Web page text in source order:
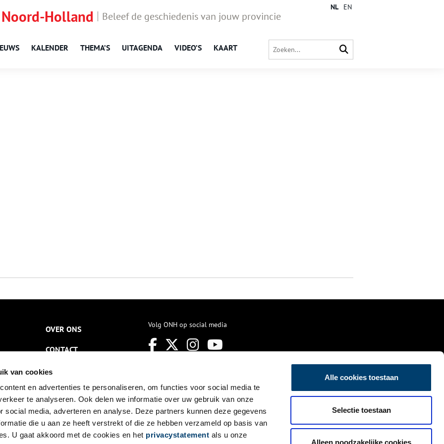
van cookies
en advertenties te personaliseren, om functies voor social media te
te analyseren. Ook delen we informatie over uw gebruik van onze
social media, adverteren en analyse. Deze partners kunnen deze gegevens
die u aan ze heeft verstrekt of die ze hebben verzameld op basis van
U gaat akkoord met de cookies en het privacystatement als u onze
Alle cookies toestaan
Selectie toestaan
Alleen noodzakelijke cookies
Holland Beleef de geschiedenis van jouw provincie
KALENDER THEMA’S UITAGENDA VIDEO’S KAART
NL EN
OVER ONS
CONTACT
NIEUWSBRIEF
DISCLAIMER
PRIVACY
TOEGANKELIJKHEID
Volg ONH op social media